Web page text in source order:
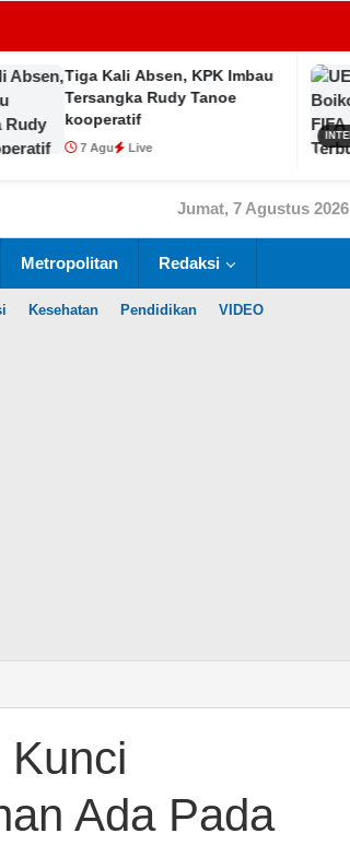
Kali Absen, KPK Imbau
Rudy Tanoe
7 Agu Live
INTERNASIONAL
Jumat, 7 Agustus 2026
Metropolitan Redaksi
Kesehatan Pendidikan VIDEO
Ada Pada